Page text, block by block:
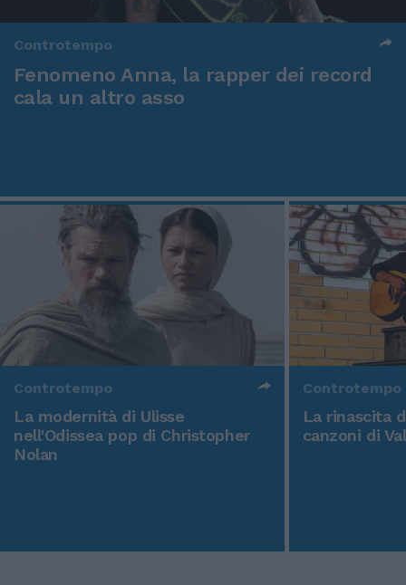
Controtempo
Fenomeno Anna, la rapper dei record
cala un altro asso
Controtempo
La modernità di Ulisse
nell'Odissea pop di Christopher
Nolan
Controtempo
La rinascita
canzoni di